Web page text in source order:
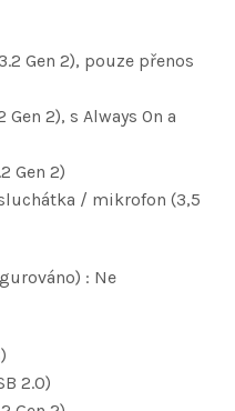
Gen 2), pouze přenos
Gen 2), s Always On a
Gen 2)
/ mikrofon (3,5
: Ne
2.0)